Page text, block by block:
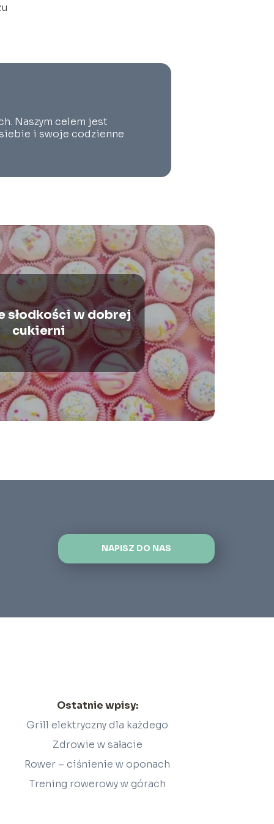
Naszym celem jest
i swoje codzienne
słodkości w dobrej
cukierni
NAPISZ DO NAS
Ostatnie wpisy:
Grill elektryczny dla każdego
Zdrowie w sałacie
Rower – ciśnienie w oponach
Trening rowerowy w górach